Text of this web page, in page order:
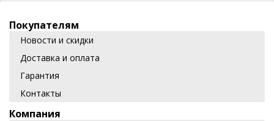
Покупателям
Новости и скидки
Доставка и оплата
Гарантия
Контакты
Компания